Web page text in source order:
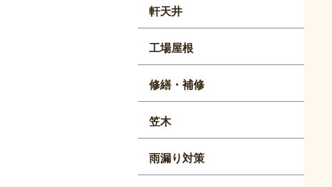
軒天井
工場屋根
修繕・補修
笠木
雨漏り対策